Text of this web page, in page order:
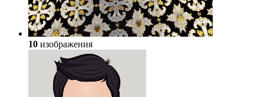
10 изображения